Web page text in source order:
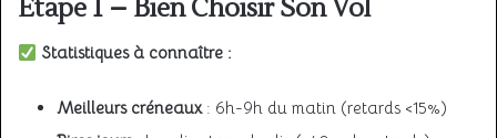
Étape 1 – Bien Choisir Son Vol
Statistiques à connaître :
Meilleurs créneaux: 6h-9h du matin (retards <15%)